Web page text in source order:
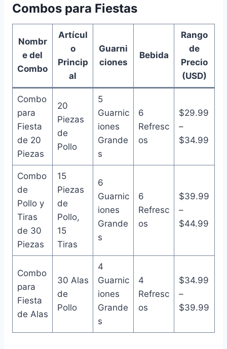
Combos para Fiestas
Nombr
e del
Combo
Artícul
o
Princip
al
Guarni
ciones
Bebida
Rango
de
Precio
(USD)
Combo
para
Fiesta
de 20
Piezas
20
Piezas
de
Pollo
5
Guarnic
iones
Grande
s
6
Refresc
os
$29.99
–
$34.99
Combo
de
Pollo y
Tiras
de 30
Piezas
15
Piezas
de
Pollo,
15
Tiras
6
Guarnic
iones
Grande
s
6
Refresc
os
$39.99
–
$44.99
Combo
para
Fiesta
de Alas
30 Alas
de
Pollo
4
Guarnic
iones
Grande
s
4
Refresc
os
$34.99
–
$39.99